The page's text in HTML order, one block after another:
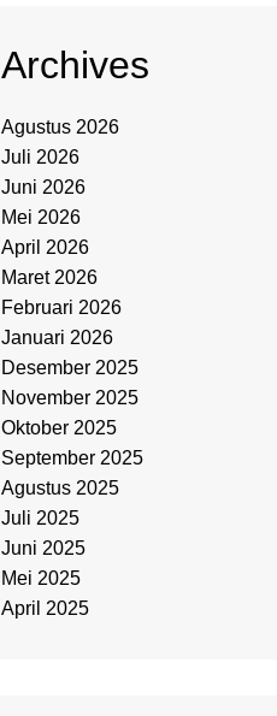
Archives
Agustus 2026
Juli 2026
Juni 2026
Mei 2026
April 2026
Maret 2026
Februari 2026
Januari 2026
Desember 2025
November 2025
Oktober 2025
September 2025
Agustus 2025
Juli 2025
Juni 2025
Mei 2025
April 2025